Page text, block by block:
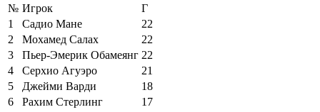
№ Игрок
Г
1
Садио Мане
22
2
Мохамед Салах
22
3
Пьер-Эмерик Обамеянг 22
4
Серхио Агуэро
21
5
Джейми Варди
18
6
Рахим Стерлинг
17